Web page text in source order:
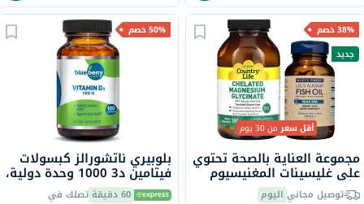
38% خصم
جديد
أقل سعرمن 30 يوم
مجموعة العناية بالصحة تحتوي
على غليسينات المغنيسيوم
وأوميغا 3
توصيل مجاني اليوم
50% خصم
بلوبيري ناتشورالز كبسولات
فيتامين د3 1000 وحدة دولية،
100 قطعة 60 دقيقة تصلك في